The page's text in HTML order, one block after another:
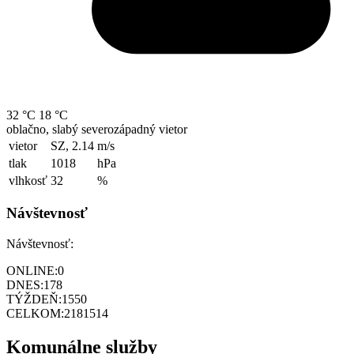
32 °C 18 °C
oblačno, slabý severozápadný vietor
vietor
SZ, 2.14 m/s
tlak
1018
hPa
vlhkosť 32 %
Návštevnosť
Návštevnosť:
ONLINE:0
DNES:178
TÝŽDEŇ:1550
CELKOM:2181514
Komunálne služby